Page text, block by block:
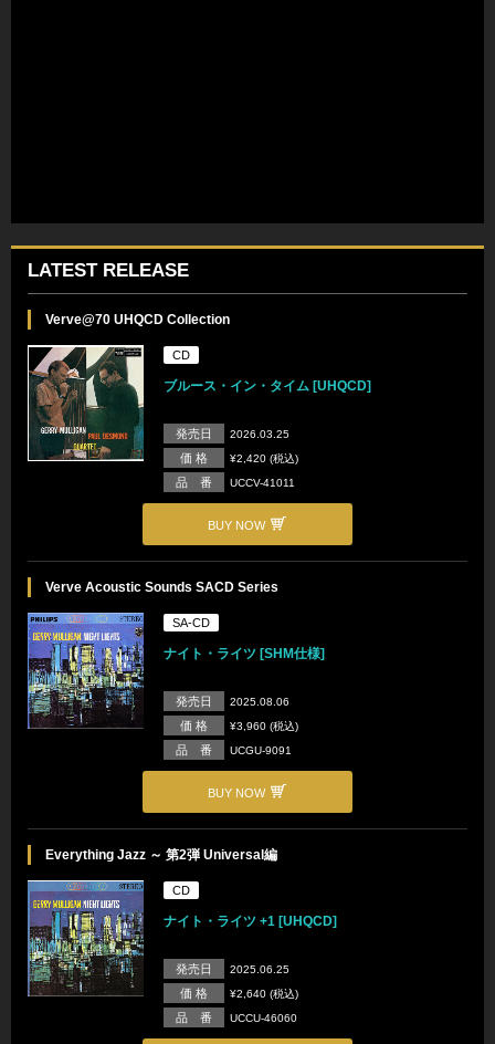
LATEST RELEASE
Verve@70 UHQCD Collection
CD
ブルース・イン・タイム [UHQCD]
発売日 2026.03.25
価 格 ¥2,420 (税込)
品 番 UCCV-41011
BUY NOW
Verve Acoustic Sounds SACD Series
SA-CD
ナイト・ライツ [SHM仕様]
発売日 2025.08.06
価 格 ¥3,960 (税込)
品 番 UCGU-9091
BUY NOW
Everything Jazz ～ 第2弾 Universal編
CD
ナイト・ライツ +1 [UHQCD]
発売日 2025.06.25
価 格 ¥2,640 (税込)
品 番 UCCU-46060